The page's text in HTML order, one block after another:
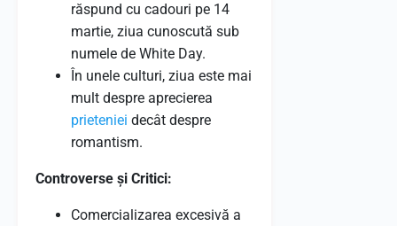
răspund cu cadouri pe 14
martie, ziua cunoscută sub
numele de White Day.
În unele culturi, ziua este mai
mult despre aprecierea
prieteniei decât despre
romantism.
Controverse și Critici:
Comercializarea excesivă a